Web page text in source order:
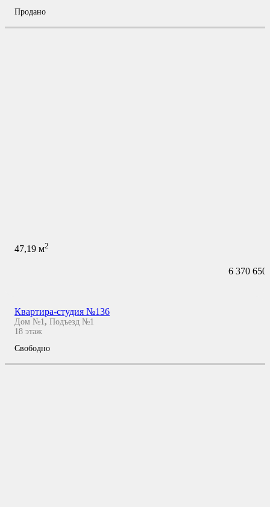
Продано
47,19 м2
6 370 650
Квартира-студия №136
Дом №1 , Подъезд №1
18 этаж
Свободно